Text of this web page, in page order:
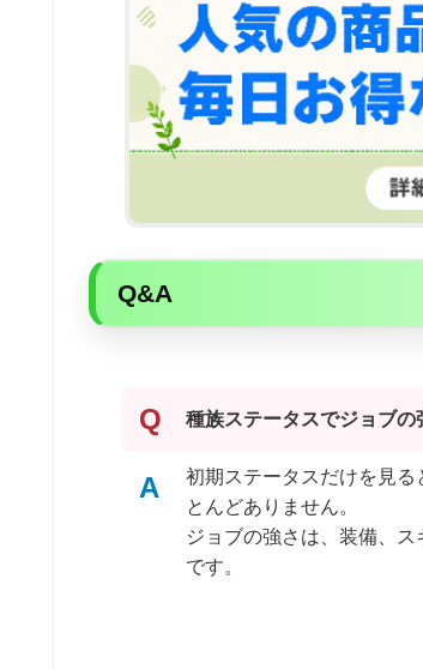
Q&A
Q 種族ステータスでジョブの
A
初期ステータスだけを見
とんどありません。
ジョブの強さは、装備、
です。